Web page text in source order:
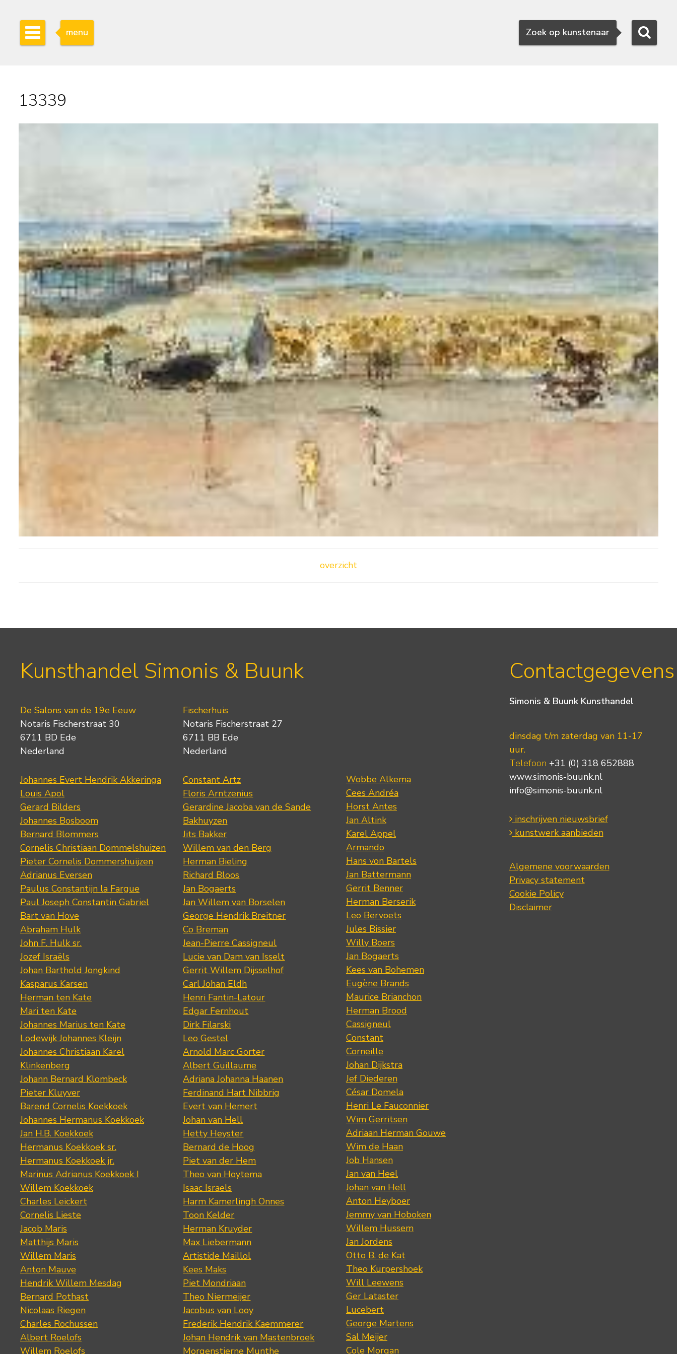
Zoeken
Zoek op kunstenaar
menu
13339
overzicht
Kunsthandel Simonis & Buunk
De Salons van de 19e Eeuw
Notaris Fischerstraat 30
6711 BD Ede
Nederland
Johannes Evert Hendrik Akkeringa
Louis Apol
Gerard Bilders
Johannes Bosboom
Bernard Blommers
Cornelis Christiaan Dommelshuizen
Pieter Cornelis Dommershuijzen
Adrianus Eversen
Paulus Constantijn la Fargue
Paul Joseph Constantin Gabriel
Bart van Hove
Abraham Hulk
John F. Hulk sr.
Jozef Israëls
Johan Barthold Jongkind
Kasparus Karsen
Herman ten Kate
Mari ten Kate
Johannes Marius ten Kate
Lodewijk Johannes Kleijn
Johannes Christiaan Karel
Klinkenberg
Johann Bernard Klombeck
Pieter Kluyver
Barend Cornelis Koekkoek
Johannes Hermanus Koekkoek
Jan H.B. Koekkoek
Hermanus Koekkoek sr.
Hermanus Koekkoek jr.
Marinus Adrianus Koekkoek I
Willem Koekkoek
Charles Leickert
Cornelis Lieste
Jacob Maris
Matthijs Maris
Willem Maris
Anton Mauve
Hendrik Willem Mesdag
Bernard Pothast
Nicolaas Riegen
Charles Rochussen
Albert Roelofs
Willem Roelofs
Fischerhuis
Notaris Fischerstraat 27
6711 BB Ede
Nederland
Constant Artz
Floris Arntzenius
Gerardine Jacoba van de Sande
Bakhuyzen
Jits Bakker
Willem van den Berg
Herman Bieling
Richard Bloos
Jan Bogaerts
Jan Willem van Borselen
George Hendrik Breitner
Co Breman
Jean-Pierre Cassigneul
Lucie van Dam van Isselt
Gerrit Willem Dijsselhof
Carl Johan Eldh
Henri Fantin-Latour
Edgar Fernhout
Dirk Filarski
Leo Gestel
Arnold Marc Gorter
Albert Guillaume
Adriana Johanna Haanen
Ferdinand Hart Nibbrig
Evert van Hemert
Johan van Hell
Hetty Heyster
Bernard de Hoog
Piet van der Hem
Theo van Hoytema
Isaac Israels
Harm Kamerlingh Onnes
Toon Kelder
Herman Kruyder
Max Liebermann
Artistide Maillol
Kees Maks
Piet Mondriaan
Theo Niermeijer
Jacobus van Looy
Frederik Hendrik Kaemmerer
Johan Hendrik van Mastenbroek
Morgenstjerne Munthe
Wobbe Alkema
Cees Andréa
Horst Antes
Jan Altink
Karel Appel
Armando
Hans von Bartels
Jan Battermann
Gerrit Benner
Herman Berserik
Leo Bervoets
Jules Bissier
Willy Boers
Jan Bogaerts
Kees van Bohemen
Eugène Brands
Maurice Brianchon
Herman Brood
Cassigneul
Constant
Corneille
Johan Dijkstra
Jef Diederen
César Domela
Henri Le Fauconnier
Wim Gerritsen
Adriaan Herman Gouwe
Wim de Haan
Job Hansen
Jan van Heel
Johan van Hell
Anton Heyboer
Jemmy van Hoboken
Willem Hussem
Jan Jordens
Otto B. de Kat
Theo Kurpershoek
Will Leewens
Ger Lataster
Lucebert
George Martens
Sal Meijer
Cole Morgan
Contactgegevens
Simonis & Buunk Kunsthandel
dinsdag t/m zaterdag van 11-17
uur.
Telefoon +31 (0) 318 652888
www.simonis-buunk.nl
info@simonis-buunk.nl
inschrijven nieuwsbrief
kunstwerk aanbieden
Algemene voorwaarden
Privacy statement
Cookie Policy
Disclaimer